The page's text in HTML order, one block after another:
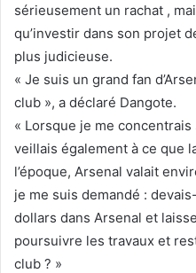
sérieusement un rachat ,
qu’investir dans son projet
plus judicieuse.
« Je suis un grand fan
club », a déclaré Dangote.
« Lorsque je me concentrais
veillais également à ce que
l’époque, Arsenal valait
je me suis demandé :
dollars dans Arsenal et
poursuivre les travaux et
club ? »